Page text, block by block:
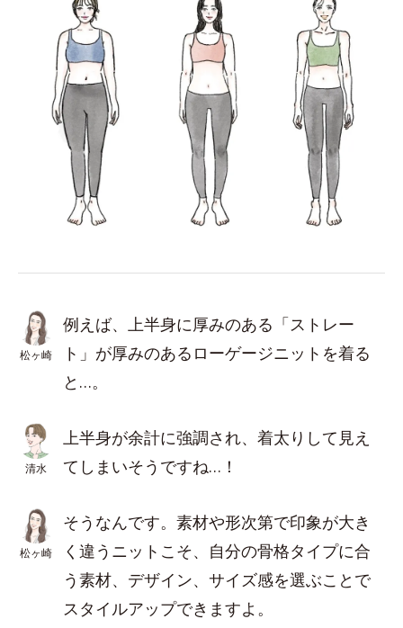
松ヶ崎
例えば、上半身に厚みのある「ストレー
ト」が厚みのあるローゲージニットを着る
と…。
清水
上半身が余計に強調され、着太りして見え
てしまいそうですね…！
松ヶ崎
そうなんです。素材や形次第で印象が大き
く違うニットこそ、自分の骨格タイプに合
う素材、デザイン、サイズ感を選ぶことで
スタイルアップできますよ。